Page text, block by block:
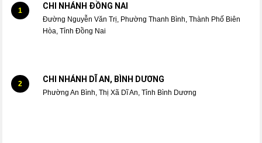
1 CHI NHÁNH ĐỒNG NAI
Đường Nguyễn Văn Trị, Phường Thanh Bình, Thành Phố Biên
Hòa, Tỉnh Đồng Nai
2 CHI NHÁNH DĨ AN, BÌNH DƯƠNG
Phường An Bình, Thị Xã Dĩ An, Tỉnh Bình Dương